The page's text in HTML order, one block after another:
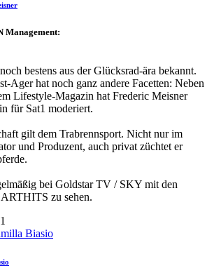
Management:
bestens aus der Glücksrad-ära bekannt.
Ager hat noch ganz andere Facetten: Neben
Lifestyle-Magazin hat Frederic Meisner
für Sat1 moderiert.
gilt dem Trabrennsport. Nicht nur im
und Produzent, auch privat züchtet er
bei Goldstar TV / SKY mit den
zu sehen.